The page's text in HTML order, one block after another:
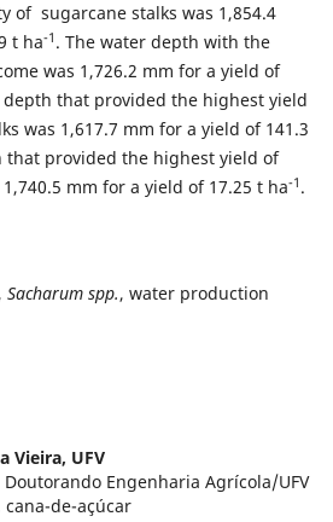
of sugarcane stalks was 1,854.4
t ha-1 . The water depth with the
was 1,726.2 mm for a yield of
depth that provided the highest yield
was 1,617.7 mm for a yield of 141.3
that provided the highest yield of
mm for a yield of 17.25 t ha-1 .
Sacharum spp., water production
Vieira, UFV
Engenharia Agrícola/UFV
de-açúcar